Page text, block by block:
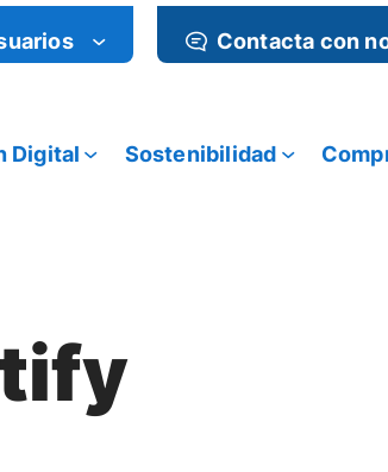
Contacta con
Digital Sostenibilidad